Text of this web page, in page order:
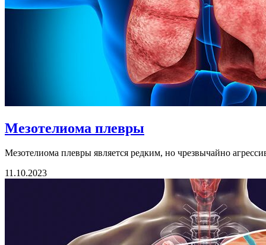
Мезотелиома плевры
Мезотелиома плевры является редким, но чрезвычайно
11.10.2023